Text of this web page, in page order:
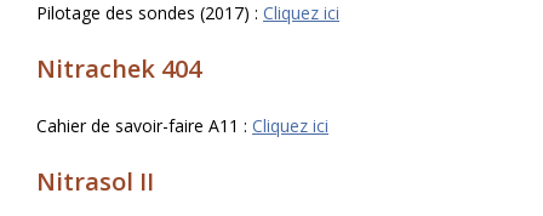
Pilotage des sondes (2017) : Cliquez ici
Nitrachek 404
Cahier de savoir-faire A11 : Cliquez ici
Nitrasol II